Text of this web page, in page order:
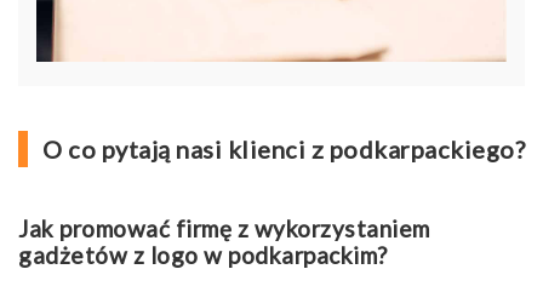
O co pytają nasi klienci z podkarpackiego?
Jak promować firmę z wykorzystaniem
gadżetów z logo w podkarpackim?